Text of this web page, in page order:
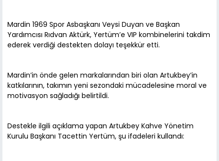
Mardin 1969 Spor Asbaşkanı Veysi Duyan ve Başkan
Yardımcısı Rıdvan Aktürk, Yertüm’e VIP kombinelerini takdim
ederek verdiği destekten dolayı teşekkür etti.
Mardin’in önde gelen markalarından biri olan Artukbey’in
katkılarının, takımın yeni sezondaki mücadelesine moral ve
motivasyon sağladığı belirtildi.
Destekle ilgili açıklama yapan Artukbey Kahve Yönetim
Kurulu Başkanı Tacettin Yertüm, şu ifadeleri kullandı: